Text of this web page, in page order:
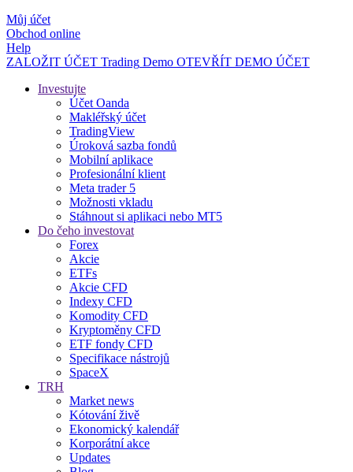
Můj účet
Obchod online
Help
ZALOŽIT ÚČET Trading Demo OTEVŘÍT DEMO ÚČET
Investujte
Účet Oanda
Makléřský účet
TradingView
Úroková sazba fondů
Mobilní aplikace
Profesionální klient
Meta trader 5
Možnosti vkladu
Stáhnout si aplikaci nebo MT5
Do čeho investovat
Forex
Akcie
ETFs
Akcie CFD
Indexy CFD
Komodity CFD
Kryptoměny CFD
ETF fondy CFD
Specifikace nástrojů
SpaceX
TRH
Market news
Kótování živě
Ekonomický kalendář
Korporátní akce
Updates